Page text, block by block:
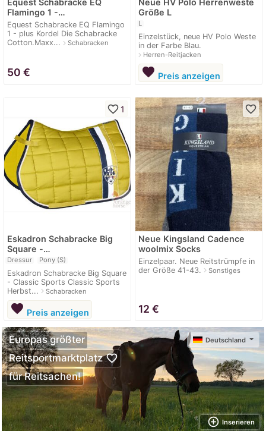
Equest Schabracke EQ
Flamingo 1 -…
Equest Schabracke EQ Flamingo
1 - plus Kordel Die Schabracke
Cotton.Maxx... navigate_nextSchabracken
50 €
Neue HV Polo Herrenweste
Größe L
L
Einzelstück, neue HV Polo Weste
in der Farbe Blau.
navigate_nextHerren-Reitjacken
favorite Preis anzeigen
favorite_border1
Eskadron Schabracke Big
Square -…
Dressur Pony (S)
Eskadron Schabracke Big Square
- Classic Sports Classic Sports
Herbst... navigate_nextSchabracken
favorite Preis anzeigen
favorite_border
Neue Kingsland Cadence
woolmix Socks
Einzelpaar. Neue Reitstrümpfe in
der Größe 41-43. navigate_nextSonstiges
12 €
Deutschland
Europas größter
Reitsportmarktplatz favorite_border
für Reitsachen!
add_circle_outline Inserieren